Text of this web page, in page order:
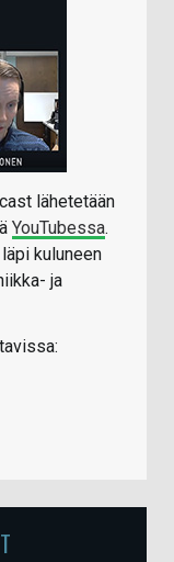
lähetetään
YouTubessa.
kuluneen
ja